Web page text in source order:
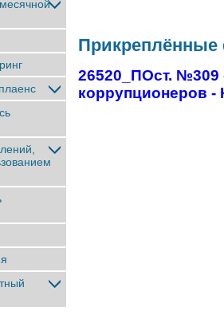
26520_ПОст. №309
коррупционеров